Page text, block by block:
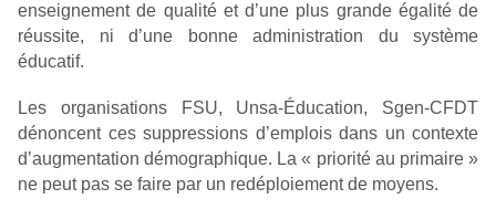
enseignement de qualité et d’une plus grande égalité de
réussite, ni d’une bonne administration du système
éducatif.
Les organisations FSU, Unsa-Éducation, Sgen-CFDT
dénoncent ces suppressions d’emplois dans un contexte
d’augmentation démographique. La « priorité au primaire »
ne peut pas se faire par un redéploiement de moyens.